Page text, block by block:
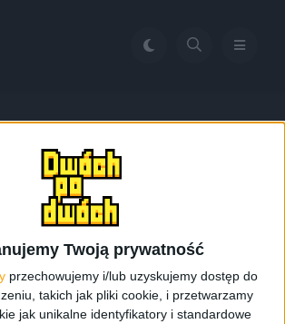
Twoją prywatność
przechowujemy i/lub uzyskujemy dostęp do
takich jak pliki cookie, i przetwarzamy
jak unikalne identyfikatory i standardowe
Service